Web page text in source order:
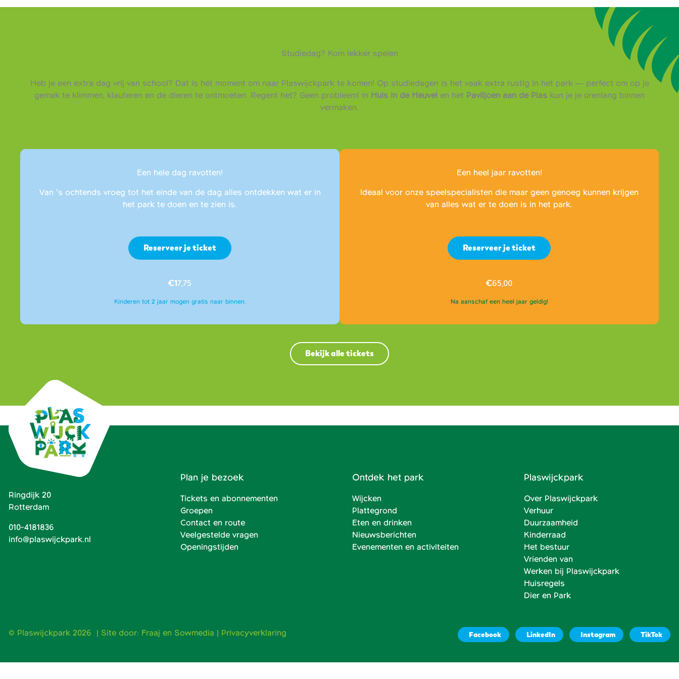
Studiedag? Kom lekker spelen
Heb je een extra dag vrij van school? Dat is hét moment om naar Plaswijckpark te komen! Op studiedagen is het vaak extra rustig in het park — perfect om op je
gemak te klimmen, klauteren en de dieren te ontmoeten. Regent het? Geen probleem! In Huis in de Heuvel en het Paviljoen aan de Plas kun je je úrenlang binnen
vermaken.
Een hele dag ravotten!
Van ’s ochtends vroeg tot het einde van de dag alles ontdekken wat er in
het park te doen en te zien is.
Reserveer je ticket
€17,75
Kinderen tot 2 jaar mogen gratis naar binnen.
Een heel jaar ravotten!
Ideaal voor onze speelspecialisten die maar geen genoeg kunnen krijgen
van alles wat er te doen is in het park.
Reserveer je ticket
€65,00
Na aanschaf een heel jaar geldig!
Bekijk alle tickets
Ringdijk 20
Rotterdam
010-4181836
info@plaswijckpark.nl
Plan je bezoek
Tickets en abonnementen
Groepen
Contact en route
Veelgestelde vragen
Openingstijden
Ontdek het park
Wijcken
Plattegrond
Eten en drinken
Nieuwsberichten
Evenementen en activiteiten
Plaswijckpark
Over Plaswijckpark
Verhuur
Duurzaamheid
Kinderraad
Het bestuur
Vrienden van
Werken bij Plaswijckpark
Huisregels
Dier en Park
© Plaswijckpark 2026 | Site door: Fraaj en Sowmedia | Privacyverklaring Facebook LinkedIn Instagram TikTok